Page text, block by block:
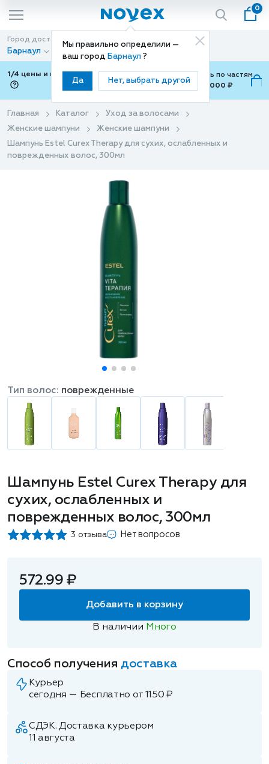
Мы правильно определили —
ваш город Барнаул ?
Да Нет, выбрать другой
0
Город доставки
Барнаул
Способ доставки
Доставка
1/4 цены и покупки ваши с Подели
Можно оплатить по частям
от 700 ₽ до 15,000 ₽
Главная Каталог
Уход за волосами
Женские шампуни
Женские шампуни
Шампунь Estel Curex Therapy для сухих, ослабленных и
поврежденных волос, 300мл
Шампунь Estel Curex Therapy для
сухих, ослабленных и
поврежденных волос, 300мл
3 отзыва Нет вопросов
Тип волос: поврежденные
572.99 ₽
Добавить в корзину
В наличии Много
Способ получения доставка
Курьер
сегодня — Бесплатно от 1150 ₽
СДЭК. Доставка курьером
11 августа